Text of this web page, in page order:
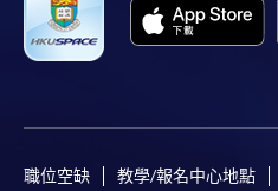
職位空缺 教學/報名中心地點